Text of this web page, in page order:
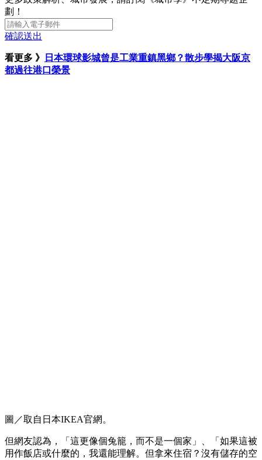
劃！
確認送出
看更多 》
日本環球影城曾是工業重鎮黑鄉？散步學揭大阪京
都過往港口榮景
圖／取自日本IKEA官網。
但網友認為，「這更像個兔籠，而不是一個家」、「如果這被
用作飯店或什麼的，我還能理解。但拿來住宿？沒有儲存的空